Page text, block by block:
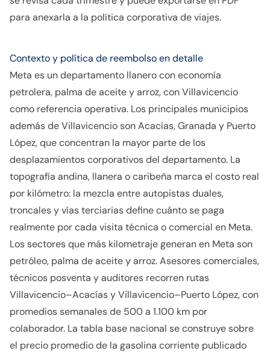
para anexarla a la política corporativa de viajes.
Contexto y política de reembolso en detalle
Meta es un departamento llanero con economía
petrolera, palma de aceite y arroz, con Villavicencio
como referencia operativa. Los principales municipios
además de Villavicencio son Acacías, Granada y Puerto
López, que concentran la mayor parte de los
desplazamientos corporativos del departamento. La
topografía andina, llanera o caribeña marca el costo real
por kilómetro: la mezcla entre autopistas duales,
troncales y vías terciarias define cuánto se paga
realmente por cada visita técnica o comercial en Meta.
Los sectores que más kilometraje generan en Meta son
petróleo, palma de aceite y arroz. Asesores comerciales,
técnicos posventa y auditores recorren rutas
Villavicencio–Acacías y Villavicencio–Puerto López, con
promedios semanales de 500 a 1.100 km por
colaborador. La tabla base nacional se construye sobre
el precio promedio de la gasolina corriente publicado